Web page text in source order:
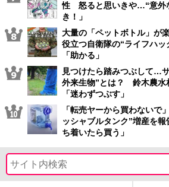
性 怒ると思いきや…“意外
き！」
大量の「ペットボトル」が
役立つ自衛隊の“ライフハッ
「助かる」
見つけたら踏みつぶして…
外来生物”とは？ 鈴木農水
「迷わずつぶす」
「転売ヤーから買わないで
ッシャブルタンク”増産を
ち着いたら買う」